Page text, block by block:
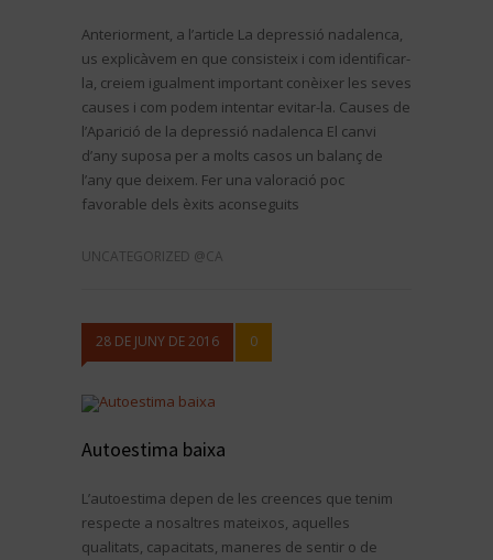
Anteriorment, a l’article La depressió nadalenca,
us explicàvem en que consisteix i com identificar-
la, creiem igualment important conèixer les seves
causes i com podem intentar evitar-la. Causes de
l’Aparició de la depressió nadalenca El canvi
d’any suposa per a molts casos un balanç de
l’any que deixem. Fer una valoració poc
favorable dels èxits aconseguits
UNCATEGORIZED @CA
28 DE JUNY DE 2016 0
Autoestima baixa
L’autoestima depen de les creences que tenim
respecte a nosaltres mateixos, aquelles
qualitats, capacitats, maneres de sentir o de